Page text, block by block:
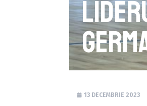
13 DECEMBRIE 2023